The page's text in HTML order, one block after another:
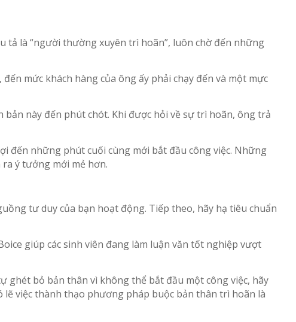
tả là “người thường xuyên trì hoãn”, luôn chờ đến những
mức khách hàng của ông ấy phải chạy đến và một mực
này đến phút chót. Khi được hỏi về sự trì hoãn, ông trả
đến những phút cuối cùng mới bắt đầu công việc. Những
ý tưởng mới mẻ hơn.
tư duy của bạn hoạt động. Tiếp theo, hãy hạ tiêu chuẩn
giúp các sinh viên đang làm luận văn tốt nghiệp vượt
ghét bỏ bản thân vì không thể bắt đầu một công việc, hãy
việc thành thạo phương pháp buộc bản thân trì hoãn là